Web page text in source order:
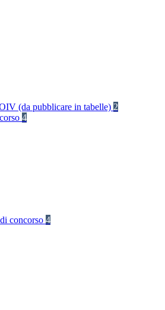
(da pubblicare in tabelle) 2
4
concorso 4